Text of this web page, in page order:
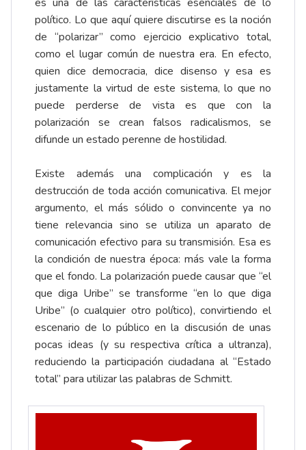
político. Lo que aquí quiere discutirse es la noción
de “polarizar” como ejercicio explicativo total,
como el lugar común de nuestra era. En efecto,
quien dice democracia, dice disenso y esa es
justamente la virtud de este sistema, lo que no
puede perderse de vista es que con la
polarización se crean falsos radicalismos, se
difunde un estado perenne de hostilidad.
Existe además una complicación y es la
destrucción de toda acción comunicativa. El mejor
argumento, el más sólido o convincente ya no
tiene relevancia sino se utiliza un aparato de
comunicación efectivo para su transmisión. Esa es
la condición de nuestra época: más vale la forma
que el fondo. La polarización puede causar que “el
que diga Uribe” se transforme “en lo que diga
Uribe” (o cualquier otro político), convirtiendo el
escenario de lo público en la discusión de unas
pocas ideas (y su respectiva crítica a ultranza),
reduciendo la participación ciudadana al “Estado
total” para utilizar las palabras de Schmitt.